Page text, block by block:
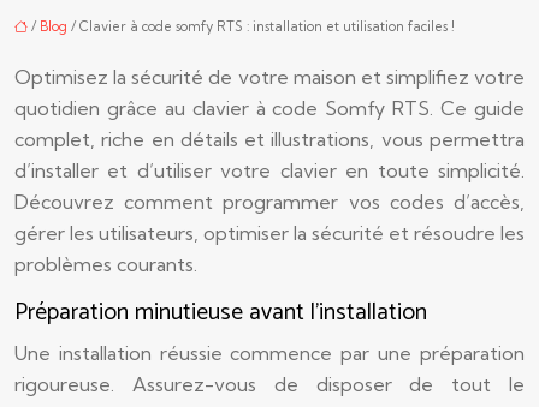
/ Blog / Clavier à code somfy RTS : installation et utilisation faciles !
Optimisez la sécurité de votre maison et simplifiez votre
quotidien grâce au clavier à code Somfy RTS. Ce guide
complet, riche en détails et illustrations, vous permettra
d’installer et d’utiliser votre clavier en toute simplicité.
Découvrez comment programmer vos codes d’accès,
gérer les utilisateurs, optimiser la sécurité et résoudre les
problèmes courants.
Préparation minutieuse avant l’installation
Une installation réussie commence par une préparation
rigoureuse. Assurez-vous de disposer de tout le